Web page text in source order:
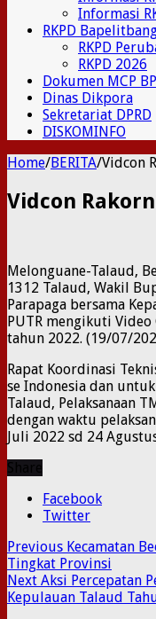
Informasi
RKPD
RKPD
RKPD 2026
Dokumen MCP
Dinas Dikpora
Sekretariat DPRD
DISKOMINFO
Home/BERITA/Vidcon
Vidcon
Melonguane-Talaud,
1312 Talaud, Wakil
Parapaga bersama
PUTR mengikuti Video
tahun 2022. (19/07/
Rapat Koordinasi
se Indonesia dan
Talaud, Pelaksanaan
dengan waktu
Juli 2022 sd 24
Facebook
Twitter
Previous Kecamatan
Tingkat Provinsi
Next Aksi Percepatan
Kepulauan Talaud